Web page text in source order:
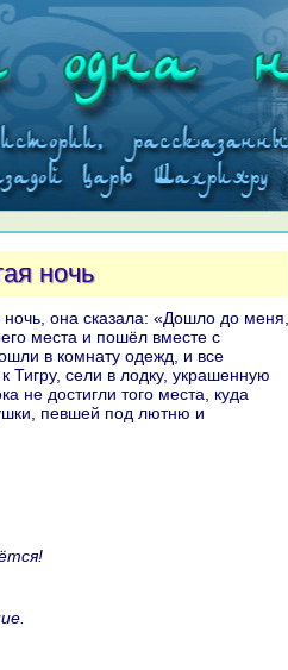
ночь
места и пошёл вместе с
в кoмнaту одежд, и все
Тигру, сели в лодку, укpaшенную
не достигли того места, куда
певшей под лютню и